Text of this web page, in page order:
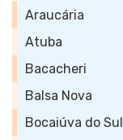
Araucária
Atuba
Bacacheri
Balsa Nova
Bocaiúva do Sul